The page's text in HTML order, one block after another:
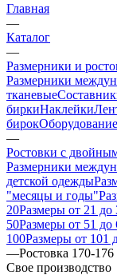
Главная
—
Каталог
—
Размерники и
Размерники
тканевые
биркиНаклейки
бирокОборудование
—
Ростовки с
Размерники
детской одежды
"месяцы и годы"
20Размеры от 21 до
50Размеры от 51 до
100Размеры от 101
—Ростовка 170-
Свое производство